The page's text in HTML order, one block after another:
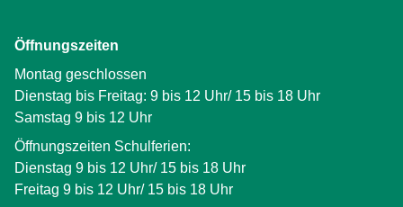
Öffnungszeiten
Montag geschlossen
Dienstag bis Freitag: 9 bis 12 Uhr/ 15 bis 18 Uhr
Samstag 9 bis 12 Uhr
Öffnungszeiten Schulferien:
Dienstag 9 bis 12 Uhr/ 15 bis 18 Uhr
Freitag 9 bis 12 Uhr/ 15 bis 18 Uhr